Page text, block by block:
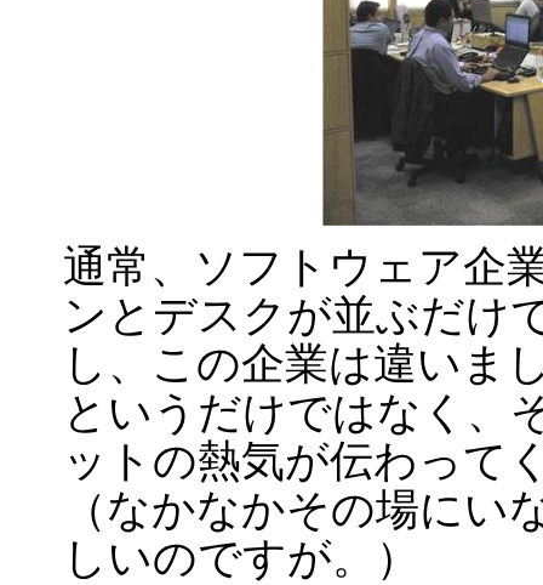
通常、ソフトウェア企
ンとデスクが並ぶだけ
し、この企業は違いま
というだけではなく、
ットの熱気が伝わって
（なかなかその場にい
しいのですが。）